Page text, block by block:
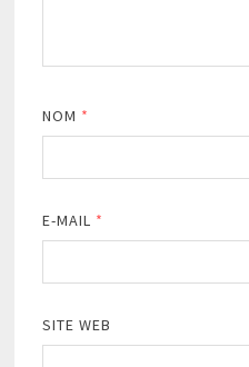
NOM *
E-MAIL *
SITE WEB